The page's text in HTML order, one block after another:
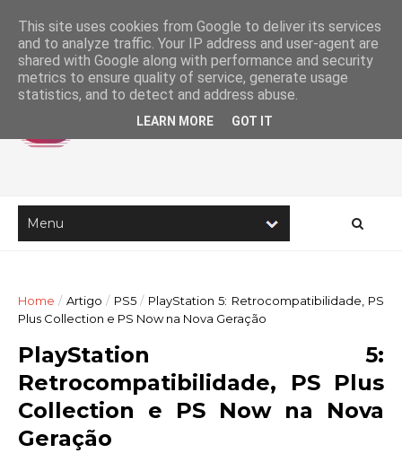
Home / Artigo / PS5 / PlayStation 5: Retrocompatibilidade, PS
Plus Collection e PS Now na Nova Geração
PlayStation 5:
Retrocompatibilidade, PS Plus
Collection e PS Now na Nova
Geração
This site uses cookies from Google to deliver its services
and to analyze traffic. Your IP address and user-agent are
shared with Google along with performance and security
metrics to ensure quality of service, generate usage
statistics, and to detect and address abuse.
LEARN MORE GOT IT